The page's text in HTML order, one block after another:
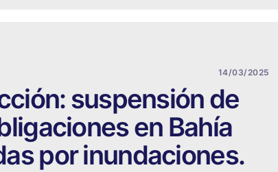
14/03/2025
suspensión de
en Bahía
por inundaciones.